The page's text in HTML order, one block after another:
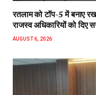
रतलाम को टॉप-5 में बनाए
राजस्व अधिकारियों को दिए
AUGUST 6, 2026